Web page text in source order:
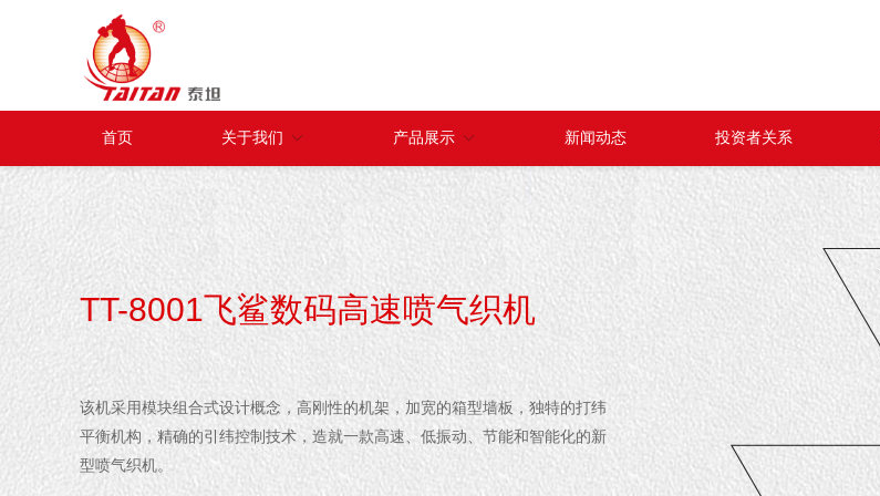
首页 关于我们 产品展示 新闻动态 投资者关系
TT-8001飞鲨数码高速喷气织机
该机采用模块组合式设计概念，高刚性的机架，加宽的箱型墙板，独特的打纬
平衡机构，精确的引纬控制技术，造就一款高速、低振动、节能和智能化的新
型喷气织机。